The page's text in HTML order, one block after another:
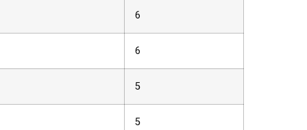
6
6
5
5